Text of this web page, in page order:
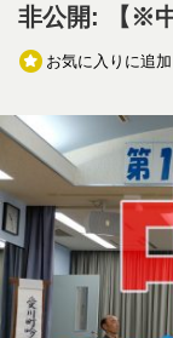
非公開: 【※
お気に入りに追加